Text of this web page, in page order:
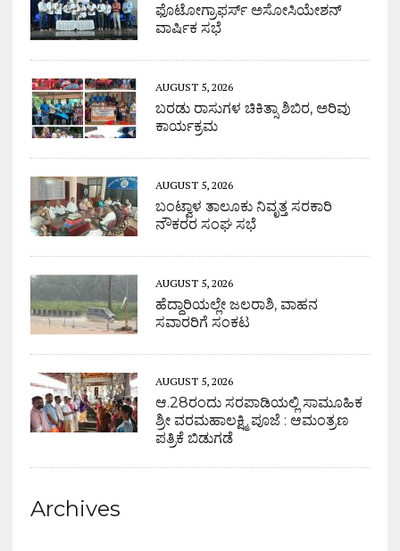
ಫೊಟೋಗ್ರಾಫರ್ಸ್ ಅಸೋಸಿಯೇಶನ್
ವಾರ್ಷಿಕ ಸಭೆ
AUGUST 5, 2026
ಬರಡು ರಾಸುಗಳ ಚಿಕಿತ್ಸಾ ಶಿಬಿರ, ಅರಿವು
ಕಾರ್ಯಕ್ರಮ
AUGUST 5, 2026
ಬಂಟ್ವಾಳ ತಾಲೂಕು ನಿವೃತ್ತ ಸರಕಾರಿ
ನೌಕರರ ಸಂಘ ಸಭೆ
AUGUST 5, 2026
ಹೆದ್ದಾರಿಯಲ್ಲೇ ಜಲರಾಶಿ, ವಾಹನ
ಸವಾರರಿಗೆ ಸಂಕಟ
AUGUST 5, 2026
ಆ.28ರಂದು ಸರಪಾಡಿಯಲ್ಲಿ ಸಾಮೂಹಿಕ
ಶ್ರೀ ವರಮಹಾಲಕ್ಷ್ಮಿ ಪೂಜೆ : ಆಮಂತ್ರಣ
ಪತ್ರಿಕೆ ಬಿಡುಗಡೆ
Archives